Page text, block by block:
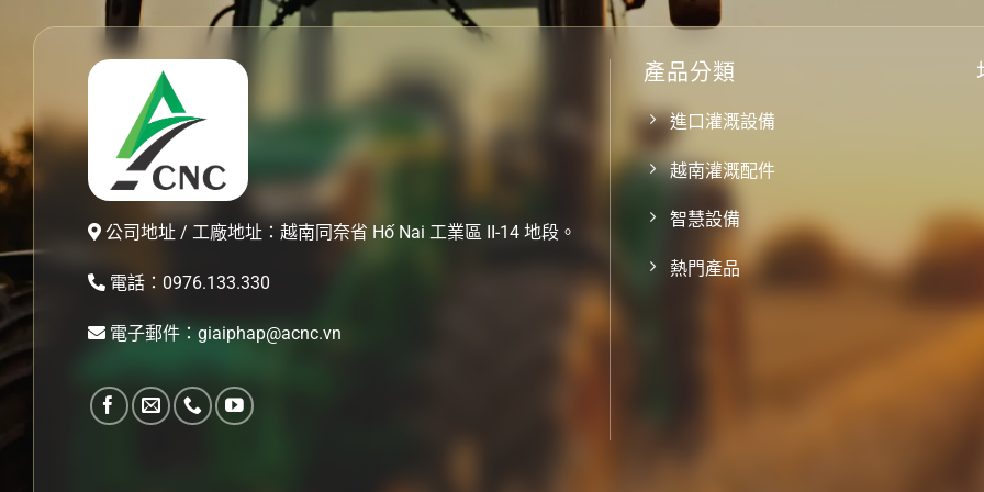
公司地址 / 工廠地址：越南同奈省 Hố Nai 工業區 II-14 地段。
電話：0976.133.330
電子郵件：giaiphap@acnc.vn
產品分類
進口灌溉設備
越南灌溉配件
智慧設備
熱門產品